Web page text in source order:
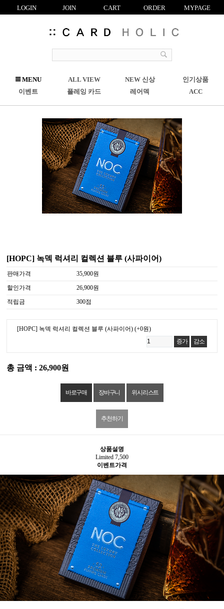
LOGIN JOIN CART ORDER MYPAGE
R
CMENU ALL VIEW NEW 신상
인기상품
이벤트
플레잉 카드 레어덱 ACC
[HOPC] 녹덱 럭셔리 컬렉션 블루 (사파이어)
판매가격
35,900원
할인가격
26,900원
적립금
300점
[HOPC] 녹덱 럭셔리 컬렉션 블루 (사파이어) (+0원)
증가
감소
총 금액 : 26,900원
위시리스트
추천하기
상품설명
Limited 7,500
이벤트가격